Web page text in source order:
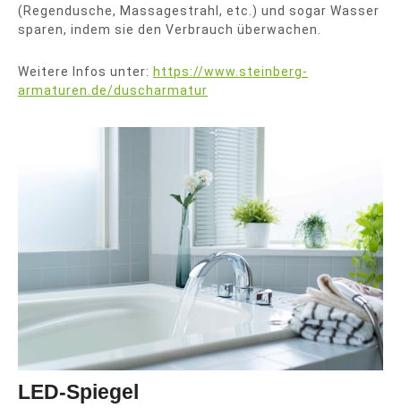
(Regendusche, Massagestrahl, etc.) und sogar Wasser
sparen, indem sie den Verbrauch überwachen.
Weitere Infos unter: https://www.steinberg-
armaturen.de/duscharmatur
LED-Spiegel